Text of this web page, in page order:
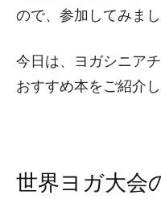
ので、参加してみま
今日は、ヨガシニア
おすすめ本をご紹介し
世界ヨガ大会